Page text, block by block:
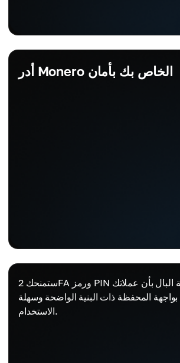
أدر Monero الخاص بك بأمان
ستمنحك 2FA ورمز PIN والتشفير راحة البال بأن عملاتك
بواجهة المحفظة ذات البنية الواضحة وسهلة
الاستخدام.